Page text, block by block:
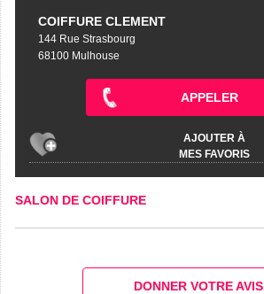
COIFFURE CLEMENT
144 Rue Strasbourg
68100 Mulhouse
APPELER
AJOUTER À
MES FAVORIS
SALON DE COIFFURE
DONNER VOTRE AVIS